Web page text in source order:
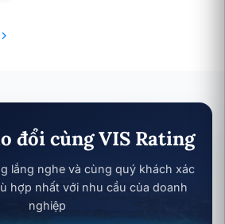
đổi cùng VIS Rating
lắng nghe và cùng quý khách xác
hợp nhất với nhu cầu của doanh
nghiệp